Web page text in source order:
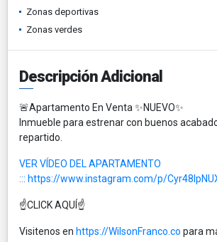
Zonas deportivas
Zonas verdes
Descripción Adicional
🚨Apartamento En Venta ✨NUEVO✨
Inmueble para estrenar con buenos
repartido.
VER VÍDEO DEL APARTAMENTO
::: https://www.instagram.com/p/
☝️CLICK AQUÍ☝️
Visitenos en https://WilsonFranco.co para